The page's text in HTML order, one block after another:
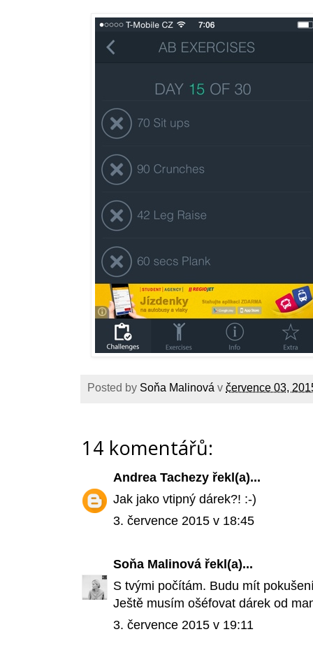
Posted by Soňa Malinová v července 03,
14 komentářů:
Andrea Tachezy řekl(a)...
Jak jako vtipný dárek?! :-)
3. července 2015 v 18:45
Soňa Malinová řekl(a)...
S tvými počítám. Budu mít
Ještě musím ošéfovat dárek od
3. července 2015 v 19:11